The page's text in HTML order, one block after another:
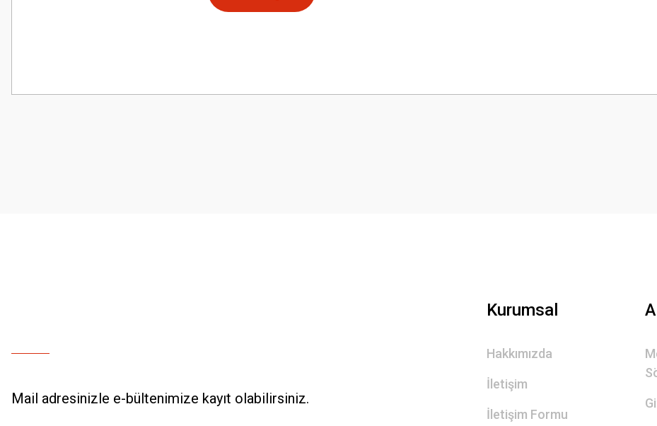
Görüş ve önerileriniz için teşekkür ederiz.
Mail adresinizle e-bültenimize kayıt olabilirsiniz.
Kurumsal
Hakkımızda
İletişim
İletişim Formu